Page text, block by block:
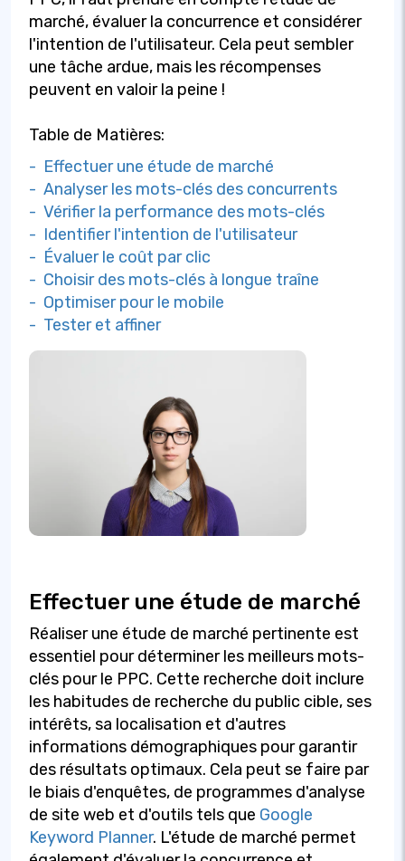
marché, évaluer la concurrence et considérer
l'intention de l'utilisateur. Cela peut sembler
une tâche ardue, mais les récompenses
peuvent en valoir la peine !
Table de Matières:
- Effectuer une étude de marché
- Analyser les mots-clés des concurrents
- Vérifier la performance des mots-clés
- Identifier l'intention de l'utilisateur
- Évaluer le coût par clic
- Choisir des mots-clés à longue traîne
- Optimiser pour le mobile
- Tester et affiner
Effectuer une étude de marché
Réaliser une étude de marché pertinente est
essentiel pour déterminer les meilleurs mots-
clés pour le PPC. Cette recherche doit inclure
les habitudes de recherche du public cible, ses
intérêts, sa localisation et d'autres
informations démographiques pour garantir
des résultats optimaux. Cela peut se faire par
le biais d'enquêtes, de programmes d'analyse
de site web et d'outils tels que Google
Keyword Planner. L'étude de marché permet